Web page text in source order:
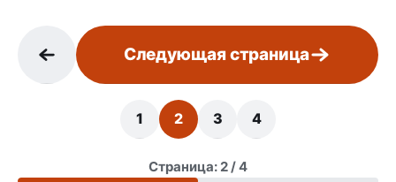
Следующая страница
1 2 3 4
Страница: 2 / 4